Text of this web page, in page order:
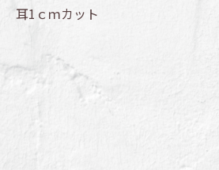
耳1ｃｍカット